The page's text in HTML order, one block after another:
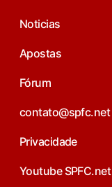
Noticias
Apostas
Fórum
contato@spfc.net
Privacidade
Youtube SPFC.net